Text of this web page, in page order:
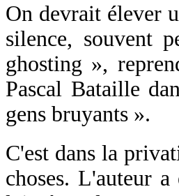
On devrait élever
silence, souvent
ghosting »,
Pascal Bataille
gens bruyants ».
C'est dans la
choses. L'auteur